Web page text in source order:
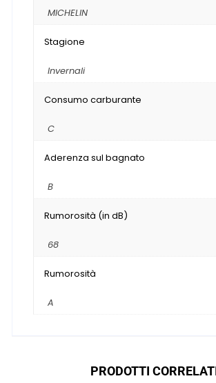
MICHELIN
Stagione
Invernali
Consumo carburante
C
Aderenza sul bagnato
B
Rumorosità (in dB)
68
Rumorosità
A
PRODOTTI